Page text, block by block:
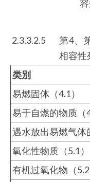
容
2.3.3.2.5
第4、
相容性
类別
易燃固体（4.1）
易于自燃的物质（
遇水放出易燃气体
氧化性物质（5.1）
有机过氧化物（5.2